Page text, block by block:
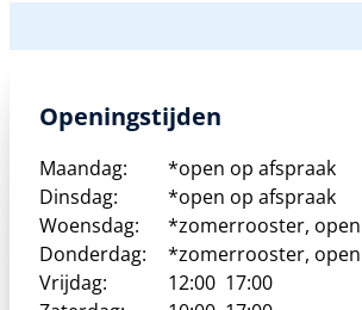
Openingstijden
Maandag:
*open op afspraak
Dinsdag:
*open op afspraak
Woensdag:
*zomerrooster,
Donderdag:
*zomerrooster,
Vrijdag:
12:00 17:00